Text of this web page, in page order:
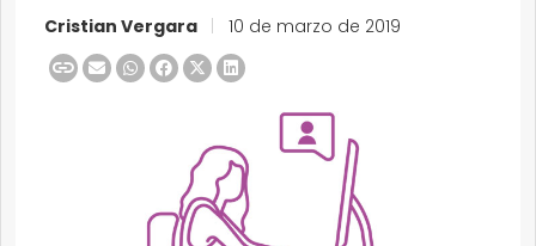
Cristian Vergara 10 de marzo de 2019